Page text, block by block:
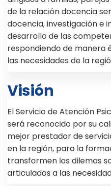
de la relación docencia
docencia, investigación e
desarrollo de las
respondiendo de manera
las necesidades de la
Visión
El Servicio de Atención
será reconocido por su
mejor prestador de
en la región, para la
transformen los dilemas
articulados a las